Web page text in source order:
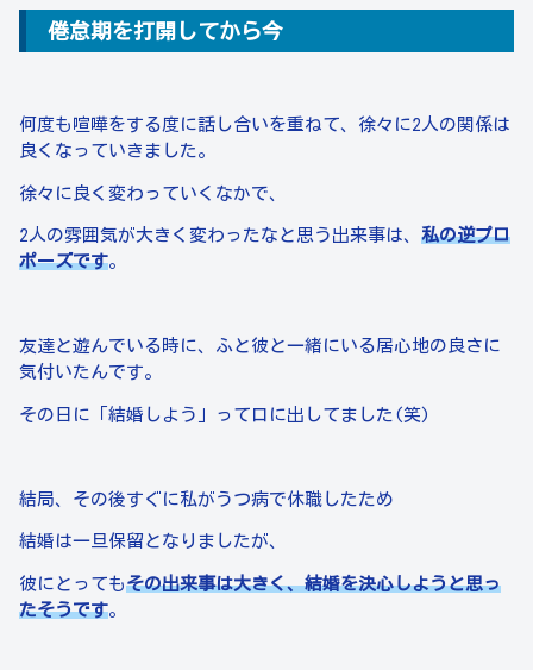
倦怠期を打開してから今
何度も喧嘩をする度に話し合いを重ねて、徐々に2人の関係は
良くなっていきました。
徐々に良く変わっていくなかで、
2人の雰囲気が大きく変わったなと思う出来事は、 私の逆プロ
ポーズです。
友達と遊んでいる時に、ふと彼と一緒にいる居心地の良さに
気付いたんです。
その日に「結婚しよう」って口に出してました(笑)
結局、その後すぐに私がうつ病で休職したため
結婚は一旦保留となりましたが、
彼にとってもその出来事は大きく、結婚を決心しようと思っ
たそうです。